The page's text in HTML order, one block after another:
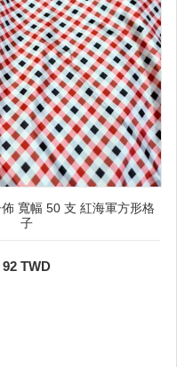
寬幅 50 支 紅海軍方形格
子
92 TWD